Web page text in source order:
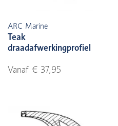
ARC Marine
Teak
draadafwerkingprofiel
Vanaf € 37,95